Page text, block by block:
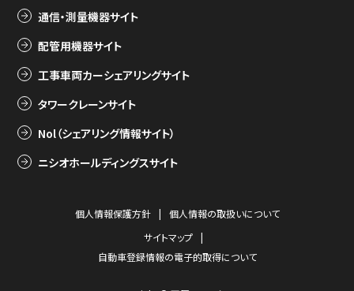
通信・測量機器サイト
配管用機器サイト
工事車両カーシェアリングサイト
タワークレーンサイト
Nol（シェアリング情報サイト）
ニシオホールディングスサイト
個人情報保護方針
個人情報の取扱いについて
サイトマップ
自動車登録情報の電子的取得について